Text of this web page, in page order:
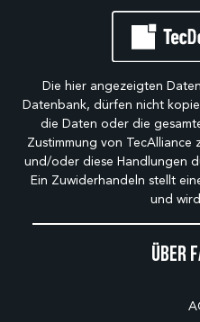
Über
Die hier angezeigten
Datenbank, dürfen nicht
die Daten oder die
Zustimmung von
und/oder diese Handlungen
Ein Zuwiderhandeln stellt
und